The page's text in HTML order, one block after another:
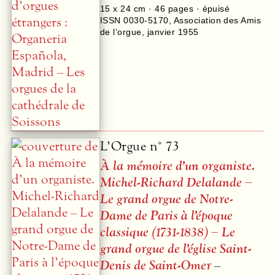
15 x 24 cm ·46 pages · épuisé
ISSN 0030-5170 Association des Amis
de l’orgue
janvier 1955
L’Orgue n° 73
À la mémoire d’un organiste.
Michel-Richard Delalande –
Le grand orgue de Notre-
Dame de Paris à l’époque
classique (1731-1838) – Le
grand orgue de l’église Saint-
Denis de Saint-Omer–